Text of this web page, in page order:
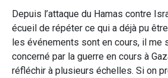
Depuis l’attaque du Hamas contre
écueil de répéter ce qui a déjà pu
les événements sont en cours, il me
concerné par la guerre en cours à
réfléchir à plusieurs échelles. Si on